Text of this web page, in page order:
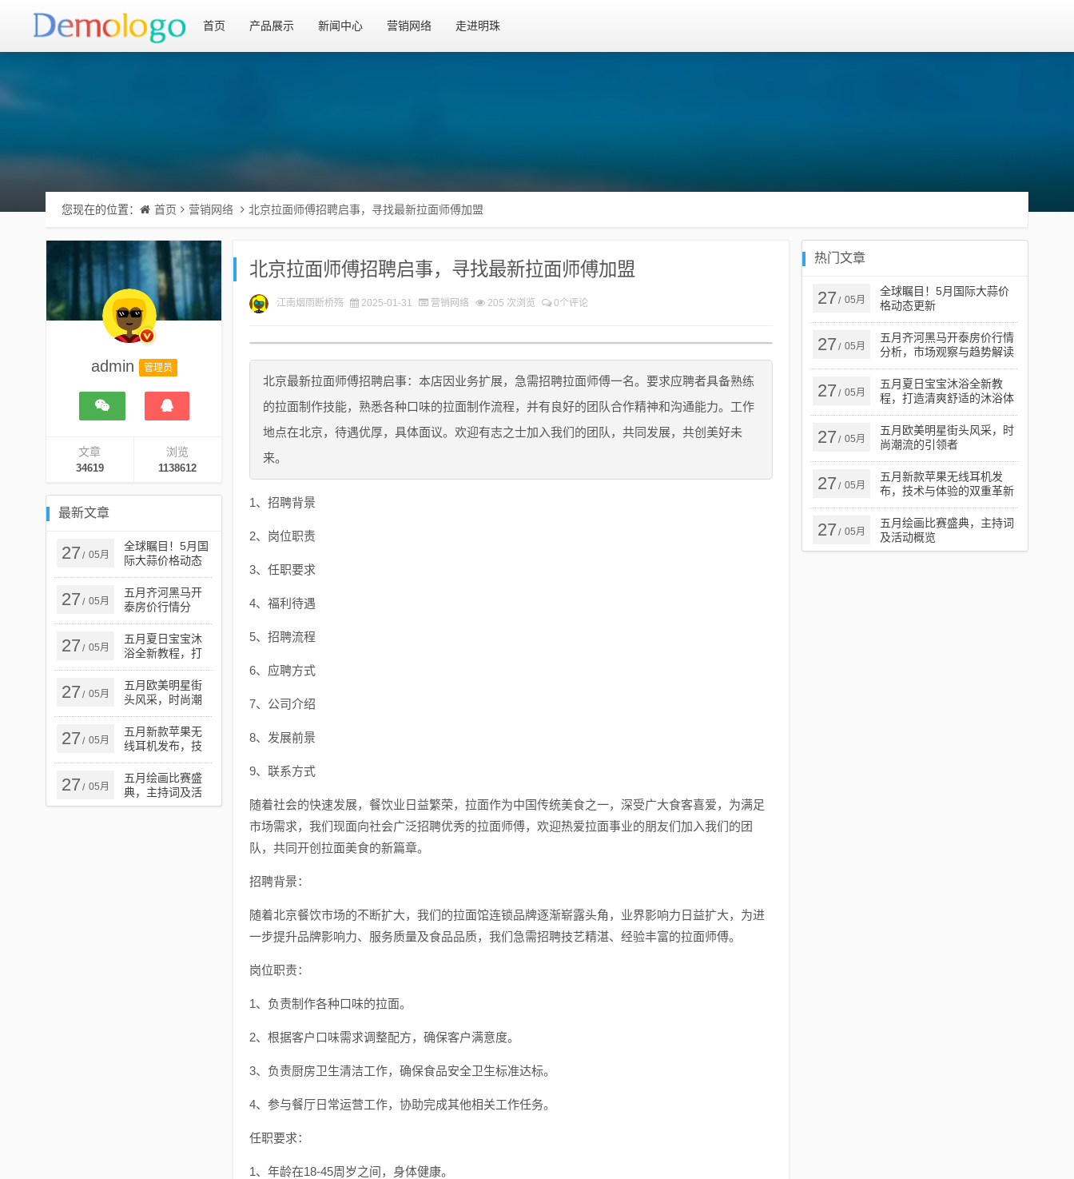
首页 产品展示 新闻中心 营销网络 走进明珠
您现在的位置： 首页 营销网络 北京拉面师傅招聘启事，寻找最新拉面师傅加盟
admin 管理员
文章
34619
浏览
1138612
最新文章
27 / 05月
全球瞩目！5月国
际大蒜价格动态
更新
27 / 05月
五月齐河黑马开
泰房价行情分
析，市场观察与
趋势解读
27 / 05月
五月夏日宝宝沐
浴全新教程，打
造清爽舒适的沐
浴体验
27 / 05月
五月欧美明星街
头风采，时尚潮
流的引领者
27 / 05月
五月新款苹果无
线耳机发布，技
术与体验的双重
革新揭秘
27 / 05月
五月绘画比赛盛
典，主持词及活
动概览
北京拉面师傅招聘启事，寻找最新拉面师傅加盟
江南烟雨断桥殇 2025-01-31 营销网络 205 次浏览 0个评论
北京最新拉面师傅招聘启事：本店因业务扩展，急需招聘拉面师傅一名。要求应聘者具备熟练
的拉面制作技能，熟悉各种口味的拉面制作流程，并有良好的团队合作精神和沟通能力。工作
地点在北京，待遇优厚，具体面议。欢迎有志之士加入我们的团队，共同发展，共创美好未
来。
1、招聘背景
2、岗位职责
3、任职要求
4、福利待遇
5、招聘流程
6、应聘方式
7、公司介绍
8、发展前景
9、联系方式
随着社会的快速发展，餐饮业日益繁荣，拉面作为中国传统美食之一，深受广大食客喜爱，为满足
市场需求，我们现面向社会广泛招聘优秀的拉面师傅，欢迎热爱拉面事业的朋友们加入我们的团
队，共同开创拉面美食的新篇章。
招聘背景：
随着北京餐饮市场的不断扩大，我们的拉面馆连锁品牌逐渐崭露头角，业界影响力日益扩大，为进
一步提升品牌影响力、服务质量及食品品质，我们急需招聘技艺精湛、经验丰富的拉面师傅。
岗位职责：
1、负责制作各种口味的拉面。
2、根据客户口味需求调整配方，确保客户满意度。
3、负责厨房卫生清洁工作，确保食品安全卫生标准达标。
4、参与餐厅日常运营工作，协助完成其他相关工作任务。
任职要求：
1、年龄在18-45周岁之间，身体健康。
热门文章
27 / 05月
全球瞩目！5月国际大蒜价
格动态更新
27 / 05月
五月齐河黑马开泰房价行情
分析，市场观察与趋势解读
27 / 05月
五月夏日宝宝沐浴全新教
程，打造清爽舒适的沐浴体
验
27 / 05月
五月欧美明星街头风采，时
尚潮流的引领者
27 / 05月
五月新款苹果无线耳机发
布，技术与体验的双重革新
揭秘
27 / 05月
五月绘画比赛盛典，主持词
及活动概览